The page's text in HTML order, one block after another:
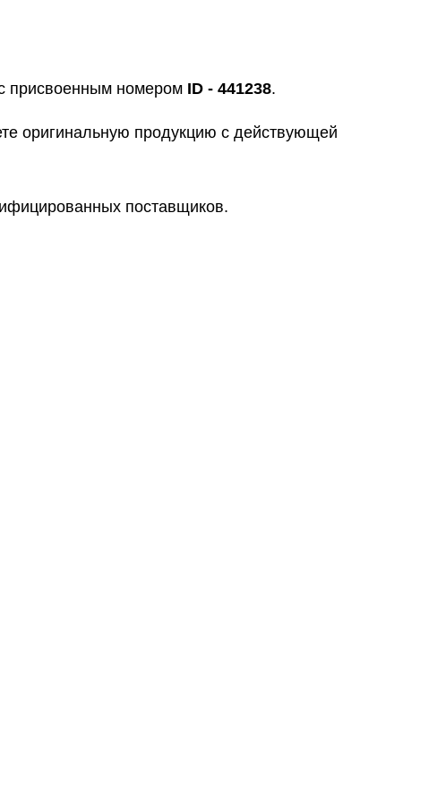
присвоенным номером ID - 441238.
оригинальную продукцию с действующей
поставщиков.